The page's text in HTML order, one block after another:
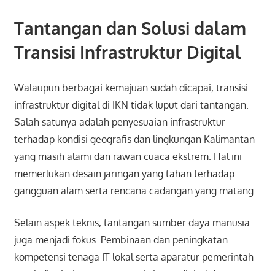
Tantangan dan Solusi dalam
Transisi Infrastruktur Digital
Walaupun berbagai kemajuan sudah dicapai, transisi
infrastruktur digital di IKN tidak luput dari tantangan.
Salah satunya adalah penyesuaian infrastruktur
terhadap kondisi geografis dan lingkungan Kalimantan
yang masih alami dan rawan cuaca ekstrem. Hal ini
memerlukan desain jaringan yang tahan terhadap
gangguan alam serta rencana cadangan yang matang.
Selain aspek teknis, tantangan sumber daya manusia
juga menjadi fokus. Pembinaan dan peningkatan
kompetensi tenaga IT lokal serta aparatur pemerintah